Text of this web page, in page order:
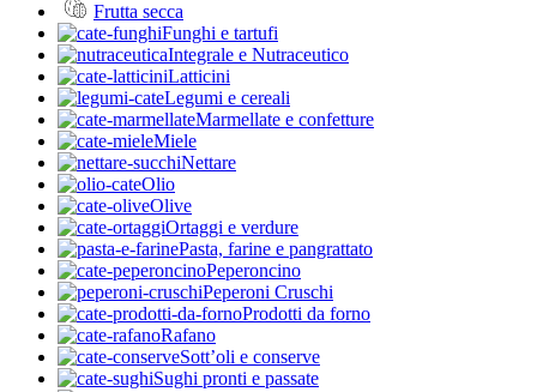
Frutta secca
Funghi e tartufi
Integrale e Nutraceutico
Latticini
Legumi e cereali
Marmellate e confetture
Miele
Nettare
Olio
Olive
Ortaggi e verdure
Pasta, farine e pangrattato
Peperoncino
Peperoni Cruschi
Prodotti da forno
Rafano
Sott’oli e conserve
Sughi pronti e passate